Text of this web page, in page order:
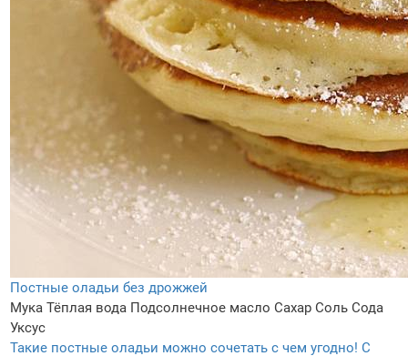
Постные оладьи без дрожжей
Мука Тёплая вода Подсолнечное масло Сахар Соль Сода
Уксус
Такие постные оладьи можно сочетать с чем угодно! С